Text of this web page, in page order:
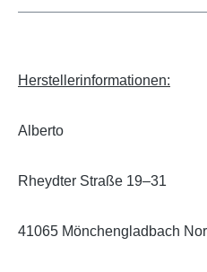
Herstellerinformationen:
Alberto
Rheydter Straße 19–31
41065 Mönchengladbach